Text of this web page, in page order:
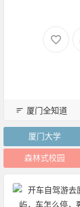
厦门全知道
厦门大学
森林式校园